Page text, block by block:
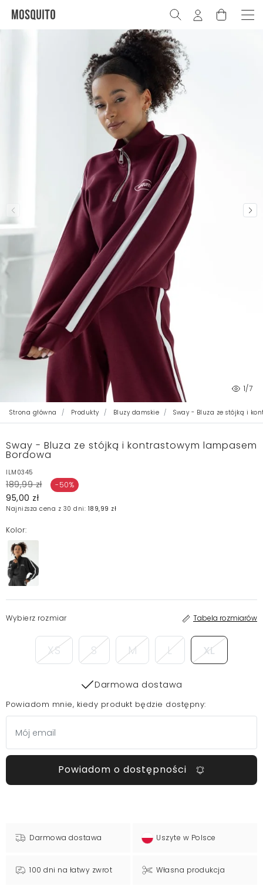
1/7
Strona główna Produkty Bluzy damskie Sway - Bluza ze stójką i
Sway - Bluza ze stójką i kontrastowym lampasem
Bordowa
ILM0345
189,99 zł -50%
95,00 zł
Najniższa cena z 30 dni: 189,99 zł
Kolor:
Wybierz rozmiar Tabela rozmiarów
XS S M L XL
Darmowa dostawa
Powiadom mnie, kiedy produkt będzie dostępny:
Powiadom o dostępności
Darmowa dostawa Uszyte w Polsce
100 dni na łatwy zwrot Własna produkcja